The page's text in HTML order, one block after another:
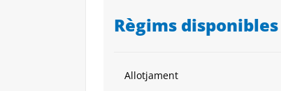
Règims disponibles
Allotjament